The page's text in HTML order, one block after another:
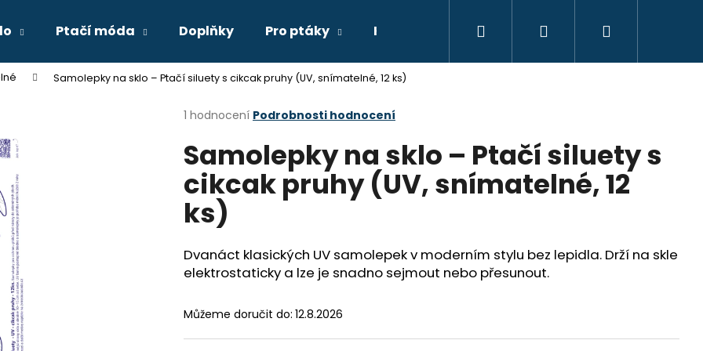
Ptačí móda Doplňky Pro ptáky Kontakt Poradce Přihlášení
Samolepky na sklo – Ptačí siluety s cikcak pruhy (UV, snímatelné, 12 ks)
Průměrné
produktu
je
z
5
hvězdiček.
1 hodnocení Podrobnosti hodnocení
Samolepky na sklo – Ptačí siluety s
cikcak pruhy (UV, snímatelné, 12
ks)
Dvanáct klasických UV samolepek v moderním stylu bez lepidla. Drží na skle
elektrostaticky a lze je snadno sejmout nebo přesunout.
Můžeme doručit do: 12.8.2026
Co potřebujete najít?
HLEDAT